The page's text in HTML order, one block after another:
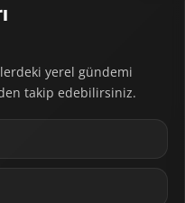
yerel gündemi
takip edebilirsiniz.